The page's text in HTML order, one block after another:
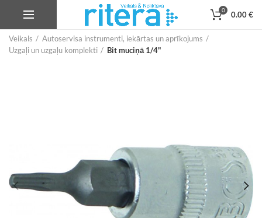
0 0.00€
Veikals
Autoservisa instrumenti, iekārtas un aprīkojums
Uzgaļi un uzgaļu komplekti
Bit muciņā 1/4"